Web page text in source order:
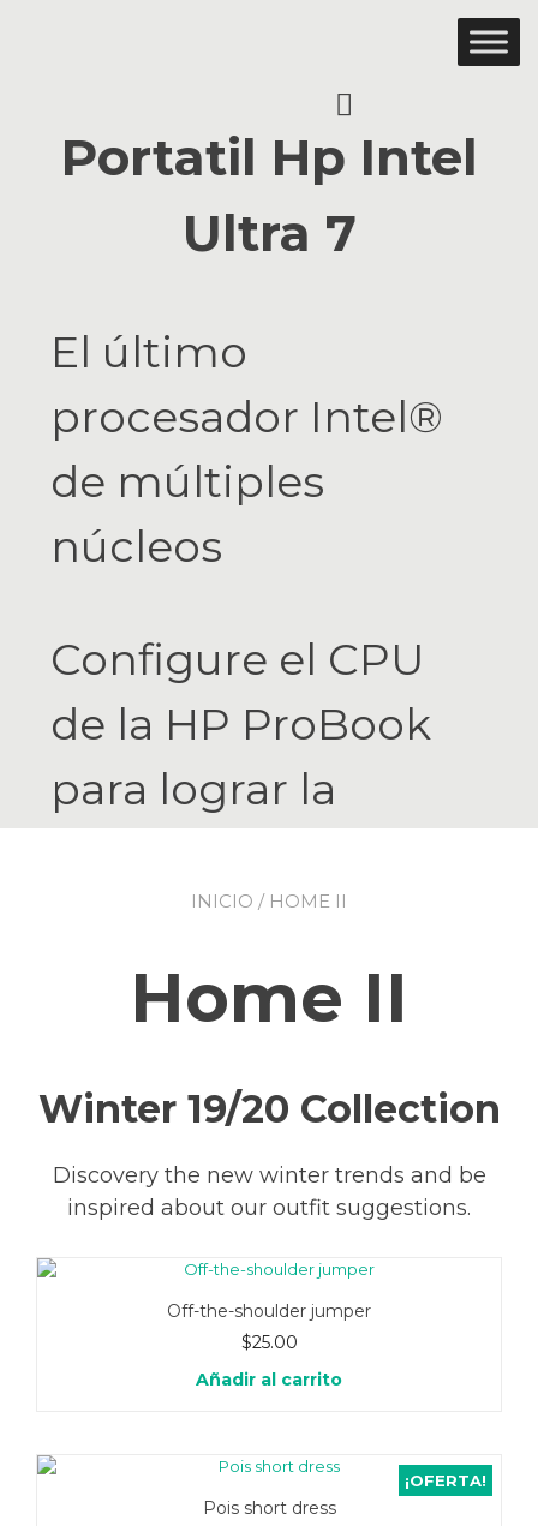
Portatil Hp Intel
Ultra 7
El último
procesador Intel®
de múltiples
núcleos
Configure el CPU
de la HP ProBook
para lograr la
perfecta de
potencia,
valor.
$ 1239.00
INICIO / HOME II
Home II
Winter 19/20 Collection
Discovery the new winter trends and be
inspired about our outfit suggestions.
Off-the-shoulder jumper
$25.00
Añadir al carrito
¡OFERTA!
Pois short dress